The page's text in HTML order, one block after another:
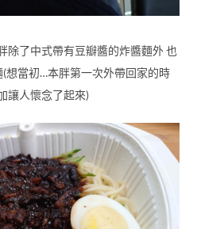
除了中式帶有豆瓣醬的炸醬麵外 也
想當初…本胖第一次外帶回家的時
讓人懷念了起來)